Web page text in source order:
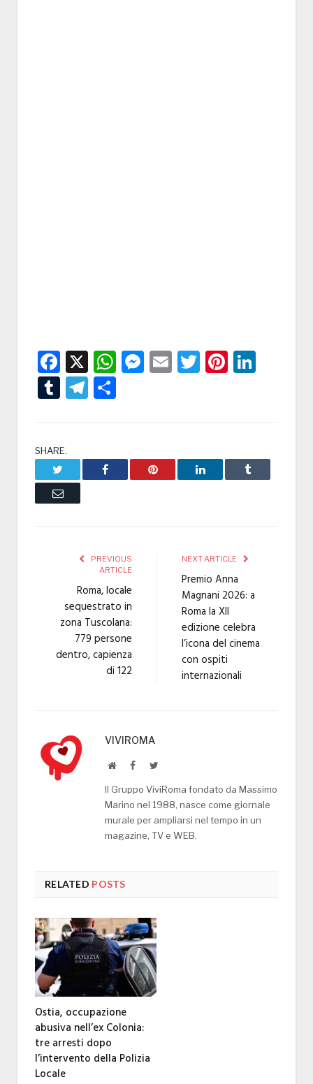
Facebook
X WhatsApp
Messenger
EmailTwitter
TumblrTelegram
SHARE.
Facebook Pinterest LinkedIn Tumblr
Email
PREVIOUS
ARTICLE
Roma, locale
sequestrato in
zona Tuscolana:
779 persone
dentro, capienza
di 122
NEXT ARTICLE
Premio Anna
Magnani 2026: a
Roma la XII
edizione celebra
l’icona del cinema
con ospiti
internazionali
VIVIROMA
WebsiteFacebookTwitter
Il Gruppo ViviRoma fondato da Massimo
Marino nel 1988, nasce come giornale
murale per ampliarsi nel tempo in un
magazine, TV e WEB.
RELATED POSTS
Ostia, occupazione
abusiva nell’ex Colonia:
tre arresti dopo
l’intervento della Polizia
Locale